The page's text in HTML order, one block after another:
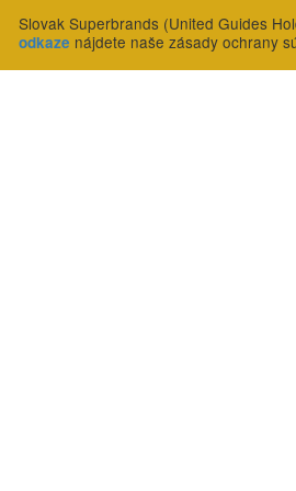
Slovak Superbrands (United Guides
odkaze nájdete naše zásady ochrany